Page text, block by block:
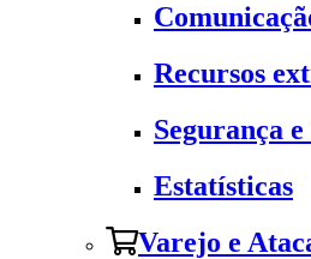
Recursos
Segurança
Estatísticas
Varejo e